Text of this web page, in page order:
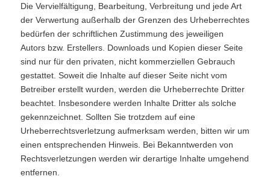
Die Vervielfältigung, Bearbeitung, Verbreitung und jede Art
der Verwertung außerhalb der Grenzen des Urheberrechtes
bedürfen der schriftlichen Zustimmung des jeweiligen
Autors bzw. Erstellers. Downloads und Kopien dieser Seite
sind nur für den privaten, nicht kommerziellen Gebrauch
gestattet. Soweit die Inhalte auf dieser Seite nicht vom
Betreiber erstellt wurden, werden die Urheberrechte Dritter
beachtet. Insbesondere werden Inhalte Dritter als solche
gekennzeichnet. Sollten Sie trotzdem auf eine
Urheberrechtsverletzung aufmerksam werden, bitten wir um
einen entsprechenden Hinweis. Bei Bekanntwerden von
Rechtsverletzungen werden wir derartige Inhalte umgehend
entfernen.